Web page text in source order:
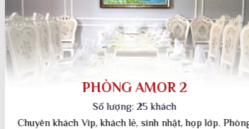
SẢNH CHÍNH
Số lượng: 1.200 khách
Chuyên hội nghị, gala dinner, hội thảo, khách tour đoàn
lớn, sở ban ngành. Nơi tổ chức sự kiện nội bật với
không gian rộng và sang trọng…